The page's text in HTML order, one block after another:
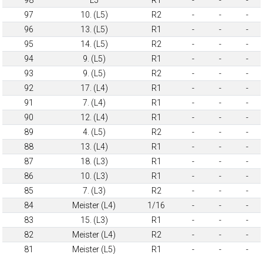
97
10. (L5) R2 - -
-
96
13. (L5) R1 - -
-
95
14. (L5) R2 - -
-
94
9. (L5) R1 - -
-
93
9. (L5) R2 - -
-
92
17. (L4) R1 - -
-
91
7. (L4) R1 - -
-
90
12. (L4) R1 - -
-
89
4. (L5) R2 - -
-
88
13. (L4) R1 - -
-
87
18. (L3) R1 - -
-
86
10. (L3) R1 - -
-
85
7. (L3) R2 - -
-
84
Meister (L4) 1/16 - -
-
83
15. (L3) R1 - -
-
82
Meister (L4) R2 - -
-
81
Meister (L5) R1 - -
-